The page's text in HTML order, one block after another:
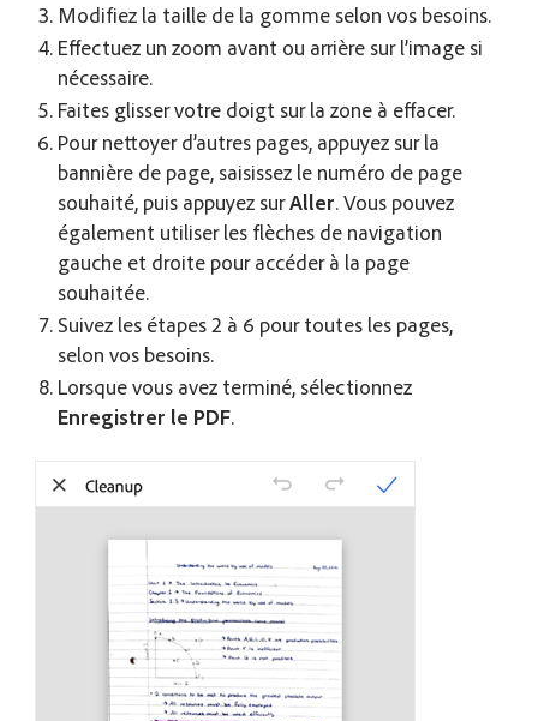
Modifiez la taille de la gomme selon vos besoins.
Effectuez un zoom avant ou arrière sur l’image si
nécessaire.
Faites glisser votre doigt sur la zone à effacer.
Pour nettoyer d’autres pages, appuyez sur la
bannière de page, saisissez le numéro de page
souhaité, puis appuyez surAller. Vous pouvez
également utiliser les flèches de navigation
gauche et droite pour accéder à la page
souhaitée.
Suivez les étapes 2 à 6 pour toutes les pages,
selon vos besoins.
Lorsque vous avez terminé, sélectionnez
Enregistrer le PDF.